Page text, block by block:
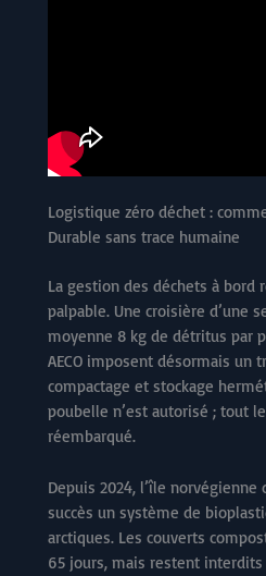
Logistique zéro déchet :
Durable sans trace humaine
La gestion des déchets à
palpable. Une croisière d’une
moyenne 8 kg de détritus par
AECO imposent désormais un
compactage et stockage
poubelle n’est autorisé ; tout
réembarqué.
Depuis 2024, l’île norvégienne
succès un système de
arctiques. Les couverts
65 jours, mais restent